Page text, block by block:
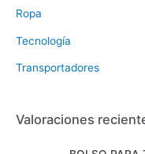
Ropa
Tecnología
Transportadores
Valoraciones